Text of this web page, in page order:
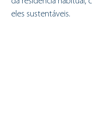
eles sustentáveis.